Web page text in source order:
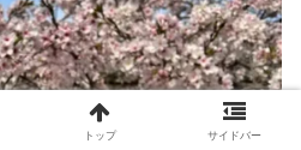
トップ サイドバー